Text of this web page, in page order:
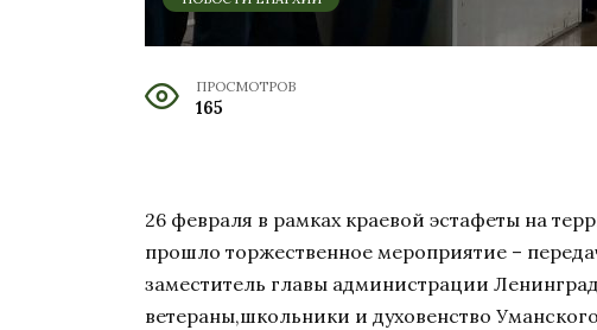
ПРОСМОТРОВ
165
26 февраля в рамках краевой эстафеты на
прошло торжественное мероприятие –
заместитель главы администрации
ветераны,школьники и духовенство